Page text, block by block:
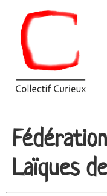
Laïques